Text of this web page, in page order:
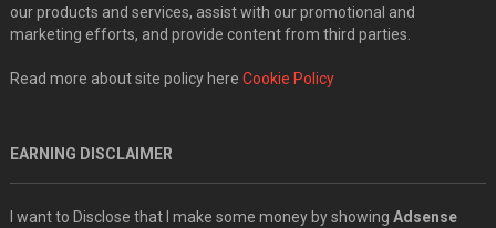
our products and services, assist with our promotional and
marketing efforts, and provide content from third parties.
Read more about site policy here Cookie Policy
EARNING DISCLAIMER
I want to Disclose that I make some money by showing Adsense